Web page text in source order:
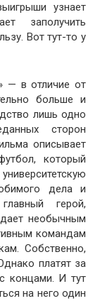
узнает
заполучить
Вот тут-то у
— в отличие от
больше и
лишь одно
сторон
описывает
который
дела и
герой,
необычным
командам
Собственно,
платят за
концами. И тут
на него один